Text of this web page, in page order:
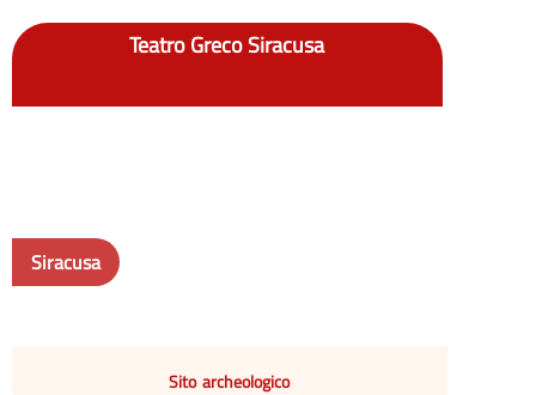
Teatro Greco Siracusa
Siracusa
Sito archeologico